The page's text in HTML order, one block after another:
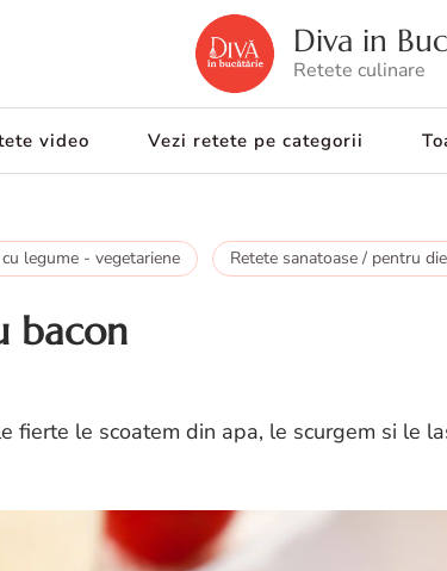
Diva in
Retete culinare
video Vezi retete pe categorii
legume - vegetariene Retete sanatoase / pentru
bacon
fierte le scoatem din apa, le scurgem si le